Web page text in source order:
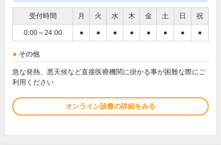
受付時間 月 火 水 木 金 土 日 祝
0:00～24:00 ● ● ● ● ● ● ● ●
その他
急な発熱、悪天候など直接医療機関に掛かる事が困難な際にご
利用ください
オンライン診療の詳細をみる